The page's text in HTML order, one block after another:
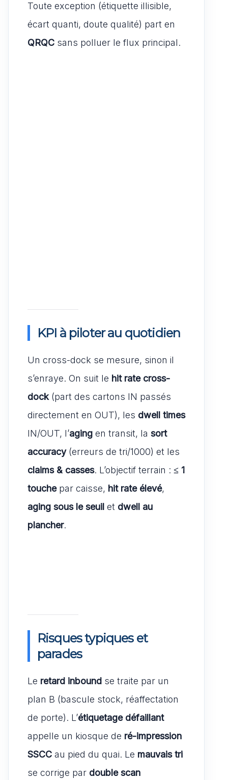
Toute exception (étiquette illisible,
écart quanti, doute qualité) part en
QRQC sans polluer le flux principal.
KPI à piloter au quotidien
Un cross-dock se mesure, sinon il
s’enraye. On suit le hit rate cross-
dock(part des cartons IN passés
directement en OUT), les dwell times
IN/OUT, l’aging en transit, la sort
accuracy(erreurs de tri/1000) et les
claims & casses. L’objectif terrain : ≤ 1
touchepar caisse, hit rate élevé,
aging sous le seuil et dwell au
plancher.
Risques typiques et
parades
Le retard inbound se traite par un
plan B (bascule stock, réaffectation
de porte). L’étiquetage défaillant
appelle un kiosque de ré-impression
SSCC au pied du quai. Le mauvais tri
se corrige par double scan